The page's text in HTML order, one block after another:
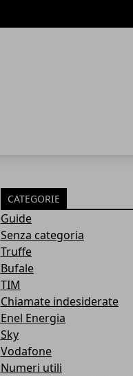
CATEGORIE
Guide
Senza categoria
Truffe
Bufale
TIM
Chiamate indesiderate
Enel Energia
Sky
Vodafone
Numeri utili